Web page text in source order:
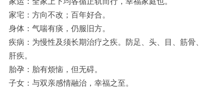
家宅：方向不改；百年好合。
身体：气喘有痰，仍服旧方。
疾病：为慢性及须长期治疗之疾。防足、头、目、筋骨、
肝疾。
胎孕：胎有烦恼，但无碍。
子女：与双亲感情融治，幸福之至。